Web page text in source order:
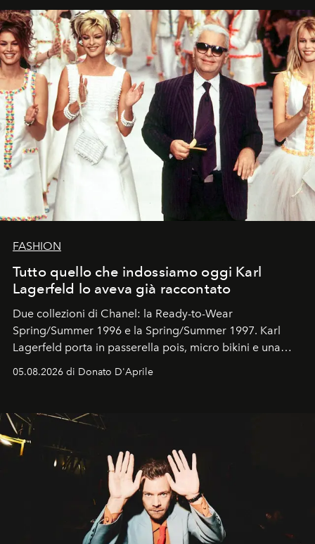
FASHION
Tutto quello che indossiamo oggi Karl
Lagerfeld lo aveva già raccontato
Due collezioni di Chanel: la Ready-to-Wear
Spring/Summer 1996 e la Spring/Summer 1997. Karl
Lagerfeld porta in passerella pois, micro bikini e una
Kate, Claudia e Carla una dietro l'altra. Trent'anni dopo,
uno dei documenti più contemporanei che abbiamo.
05.08.2026 di Donato D'Aprile